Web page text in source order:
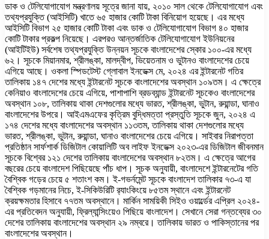
ডাক ও টেলিযোগাযোগ মন্ত্রণালয় সূত্রে জানা যায়, ২০১০ সাল থেকে টেলিযোগাযোগ এবং
তথ্যপ্রযুক্তি (আইসিটি) খাতে ৬৫ হাজার কোটি টাকা বিনিয়োগ হয়েছে। এর মধ্যে
আইসিটি বিভাগ ২৫ হাজার কোটি টাকা এবং ডাক ও টেলিযোগাযোগ বিভাগ ৪০ হাজার
কোটি টাকার প্রকল্প নিয়েছে। এরপরও আন্তর্জাতিক টেলিযোগাযোগ ইউনিয়নের
(আইটিইউ) সর্বশেষ তথ্যপ্রযুক্তি উন্নয়ন সূচকে বাংলাদেশের স্কোর ১০০-এর মধ্যে
৬২। সূচকে মিয়ানমার, শ্রীলঙ্কা, মালদ্বীপ, ভিয়েতনাম ও ভুটানও বাংলাদেশের চেয়ে
এগিয়ে আছে। ওকলা স্পিডটেস্ট গ্লোবাল ইনডেক্স মে, ২০২৪ এর ইন্টারনেট গতির
তালিকায় ১৪৭ দেশের মধ্যে ইন্টারনেট সূচকে বাংলাদেশের অবস্থান ১০৯তম। এ ক্ষেত্রে
কেনিয়াও বাংলাদেশের চেয়ে এগিয়ে, পাশাপাশি ব্রডব্যান্ড ইন্টারনেট সূচকেও বাংলাদেশের
অবস্থান ১০৮, তালিকায় থাকা দেশগুলোর মধ্যে ভারত, শ্রীলঙ্কা, ভুটান, রুয়ান্ডা, ঘানাও
বাংলাদেশের উপরে। আইএমএফের কৃত্রিম বুদ্ধিমত্তা প্রস্তুতি সূচকে জুন, ২০২৪ এ
১৭৪ দেশের মধ্যে বাংলাদেশের অবস্থান ১১৩তম, তালিকায় থাকা দেশগুলোর মধ্যে
ভারত, শ্রীলঙ্কা, ভুটান, রুয়ান্ডা, ঘানাও বাংলাদেশের চেয়ে এগিয়ে। সাইবার নিরাপত্তা
প্রতিষ্ঠান সার্ফশার্ক ডিজিটাল কোয়ালিটি অব লাইফ ইনডেক্স ২০২৩-এর ডিজিটাল জীবনমান
সূচকে বিশ্বের ১২১ দেশের তালিকায় বাংলাদেশের অবস্থান ৮২তম। এ ক্ষেত্রে আগের
বছরের চেয়ে বাংলাদেশ পিছিয়েছে পাঁচ ধাপ। সূচক অনুযায়ী, বাংলাদেশে ইন্টারনেটের গতি
বৈশ্বিক গড়ের চেয়ে ৫ শতাংশ কম। ই-গভর্নমেন্ট সূচকে বাংলাদেশ তালিকার ৭৩-এ যা
বৈশ্বিক গড়মানের নিচে, ই-সিকিউরিটি র‌্যাংকিংয়ে ৮৫তম স্থানে এবং ইন্টারনেট
ক্রয়ক্ষমতার হিসাবে ৭৭তম অবস্থানে। মার্কিন সাময়িকী সিইও ওয়ার্ল্ডের এপ্রিল ২০২৪-
এর প্রতিবেদন অনুযায়ী, ফ্রিল্যান্সিংয়েও পিছিয়ে বাংলাদেশ। সেখানে সেরা গন্তব্যের ৩০
দেশের তালিকায় বাংলাদেশের অবস্থান ২৯ নম্বরে। তালিকায় ভারত ও পাকিস্তানের পর
বাংলাদেশের অবস্থান।